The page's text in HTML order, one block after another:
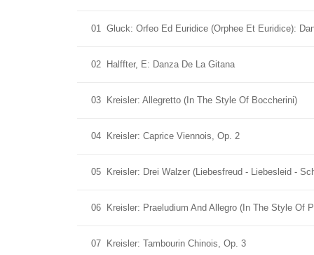
01 Gluck: Orfeo Ed Euridice (Orphee Et Euridice):
02 Halffter, E: Danza De La Gitana
03 Kreisler: Allegretto (In The Style Of Boccherini)
04 Kreisler: Caprice Viennois, Op. 2
05 Kreisler: Drei Walzer (Liebesfreud - Liebesleid -
06 Kreisler: Praeludium And Allegro (In The Style Of
07 Kreisler: Tambourin Chinois, Op. 3